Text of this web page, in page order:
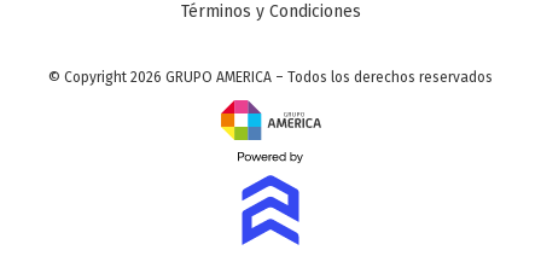
Términos y Condiciones
© Copyright 2026 GRUPO AMERICA – Todos los derechos reservados